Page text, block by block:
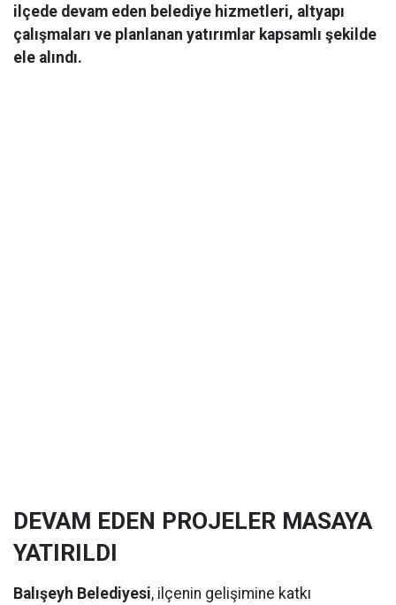
ilçede devam eden belediye hizmetleri, altyapı
çalışmaları ve planlanan yatırımlar kapsamlı şekilde
ele alındı.
DEVAM EDEN PROJELER MASAYA
YATIRILDI
Balışeyh Belediyesi, ilçenin gelişimine katkı